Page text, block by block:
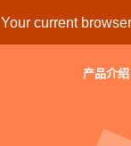
Your current
产品介绍